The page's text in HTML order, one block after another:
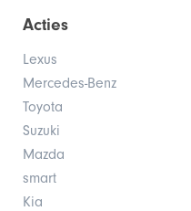
Acties
Lexus
Mercedes-Benz
Toyota
Suzuki
Mazda
smart
Kia